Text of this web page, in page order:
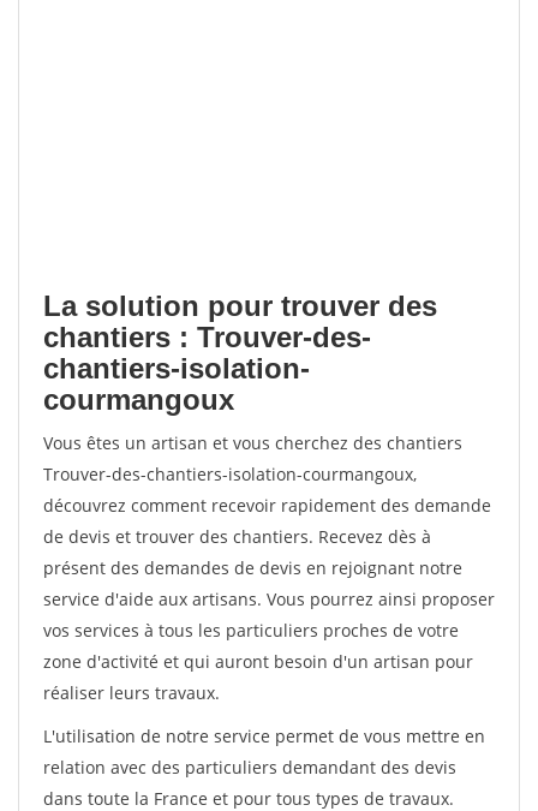
La solution pour trouver des
chantiers : Trouver-des-
chantiers-isolation-
courmangoux
Vous êtes un artisan et vous cherchez des chantiers
Trouver-des-chantiers-isolation-courmangoux,
découvrez comment recevoir rapidement des demande
de devis et trouver des chantiers. Recevez dès à
présent des demandes de devis en rejoignant notre
service d'aide aux artisans. Vous pourrez ainsi proposer
vos services à tous les particuliers proches de votre
zone d'activité et qui auront besoin d'un artisan pour
réaliser leurs travaux.
L'utilisation de notre service permet de vous mettre en
relation avec des particuliers demandant des devis
dans toute la France et pour tous types de travaux.